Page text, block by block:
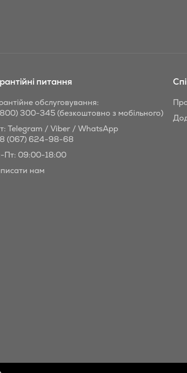
питання
обслуговування:
300-345(безкоштовно з мобільного)
Telegram / Viber / WhatsApp
(067) 624-98-68
Пт: 09:00-18:00
нам